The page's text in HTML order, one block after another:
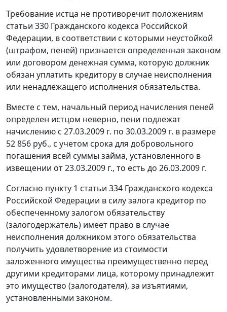
Требование истца не противоречит положениям
статьи 330 Гражданского кодекса Российской
Федерации, в соответствии с которыми неустойкой
(штрафом, пеней) признается определенная законом
или договором денежная сумма, которую должник
обязан уплатить кредитору в случае неисполнения
или ненадлежащего исполнения обязательства.
Вместе с тем, начальный период начисления пеней
определен истцом неверно, пени подлежат
начислению с 27.03.2009 г. по 30.03.2009 г. в размере
52 856 руб., с учетом срока для добровольного
погашения всей суммы займа, установленного в
извещении от 23.03.2009 г., то есть до 26.03.2009 г.
Согласно пункту 1 статьи 334 Гражданского кодекса
Российской Федерации в силу залога кредитор по
обеспеченному залогом обязательству
(залогодержатель) имеет право в случае
неисполнения должником этого обязательства
получить удовлетворение из стоимости
заложенного имущества преимущественно перед
другими кредиторами лица, которому принадлежит
это имущество (залогодателя), за изъятиями,
установленными законом.